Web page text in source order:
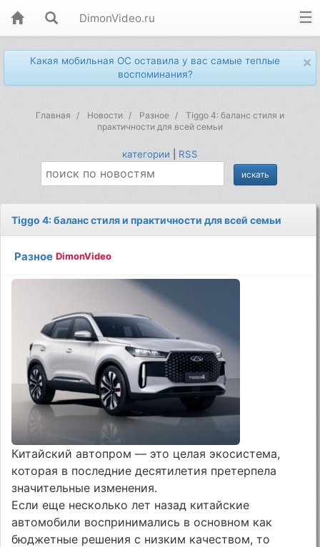
DimonVideo.ru
×
Какая мобильная ОС оставила у вас самые теплые
воспоминания?
Главная Новости Разное
Tiggo 4: баланс стиля и
практичности для всей семьи
категории RSS
Tiggo 4: баланс стиля и практичности для всей семьи
Разное DimonVideo
Китайский автопром — это целая экосистема,
которая в последние десятилетия претерпела
значительные изменения.
Если еще несколько лет назад китайские
автомобили воспринимались в основном как
бюджетные решения с низким качеством, то